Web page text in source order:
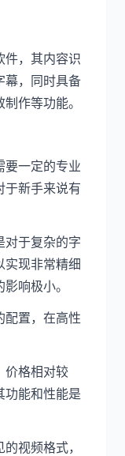
件，其内容识
幕，同时具备
作等功能。
要一定的专业
于新手来说有
对于复杂的字
实现非常精细
响极小。
配置，在高性
价格相对较
功能和性能是
视频格式，